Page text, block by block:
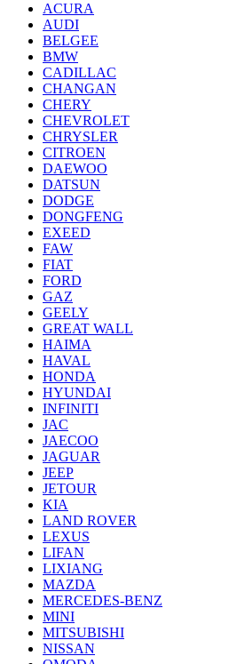
ACURA
AUDI
BELGEE
BMW
CADILLAC
CHANGAN
CHERY
CHEVROLET
CHRYSLER
CITROEN
DAEWOO
DATSUN
DODGE
DONGFENG
EXEED
FAW
FIAT
FORD
GAZ
GEELY
GREAT WALL
HAIMA
HAVAL
HONDA
HYUNDAI
INFINITI
JAC
JAECOO
JAGUAR
JEEP
JETOUR
KIA
LAND ROVER
LEXUS
LIFAN
LIXIANG
MAZDA
MERCEDES-BENZ
MINI
MITSUBISHI
NISSAN